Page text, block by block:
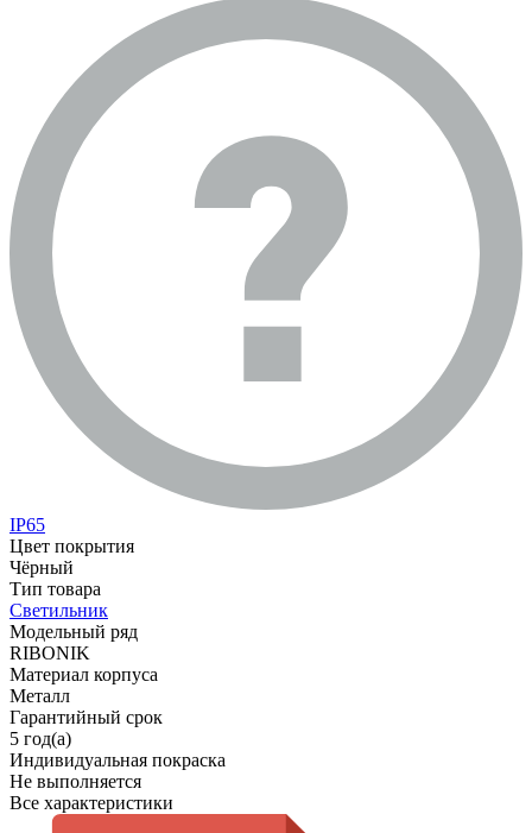
IP65
Цвет покрытия
Чёрный
Тип товара
Светильник
Модельный ряд
RIBONIK
Материал корпуса
Металл
Гарантийный срок
5 год(а)
Индивидуальная покраска
Не выполняется
Все характеристики